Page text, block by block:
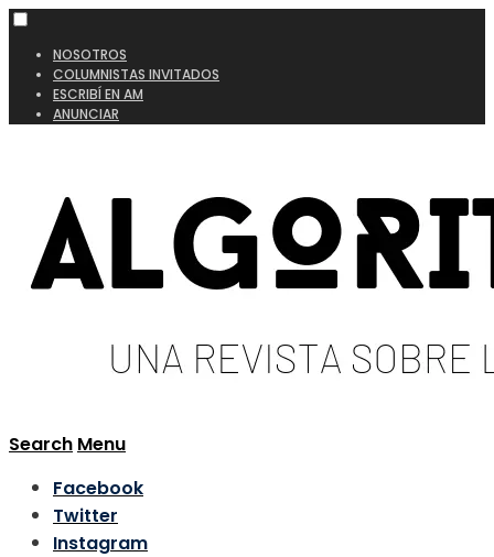
NOSOTROS
COLUMNISTAS INVITADOS
ESCRIBÍ EN AM
ANUNCIAR
Search Menu
Facebook
Twitter
Instagram